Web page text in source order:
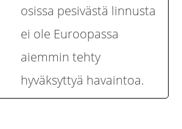
osissa pesivästä linnusta
ei ole Euroopassa
aiemmin tehty
hyväksyttyä havaintoa.